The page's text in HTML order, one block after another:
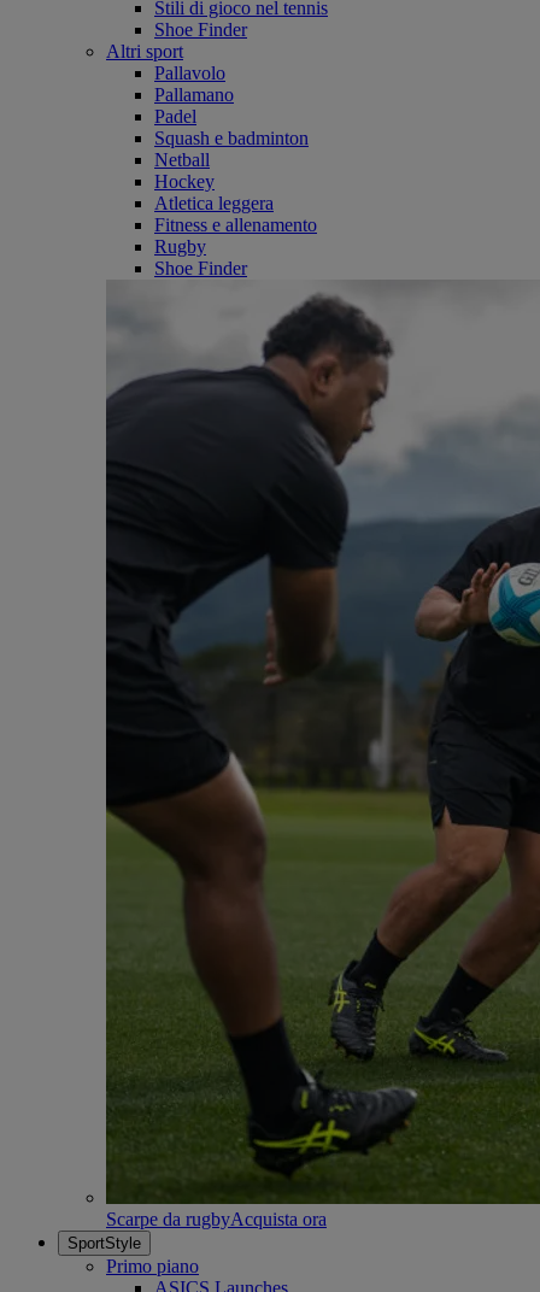
Stili di gioco nel tennis
Shoe Finder
Altri sport
Pallavolo
Pallamano
Padel
Squash e badminton
Netball
Hockey
Atletica leggera
Fitness e allenamento
Rugby
Shoe Finder
Scarpe da rugbyAcquista ora
SportStyle
Primo piano
ASICS Launches